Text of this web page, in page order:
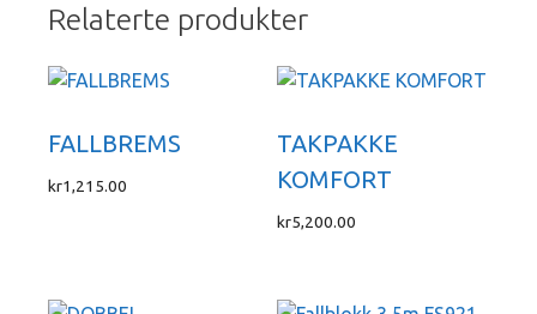
Relaterte produkter
FALLBREMS
kr1,215.00
TAKPAKKE
KOMFORT
kr5,200.00